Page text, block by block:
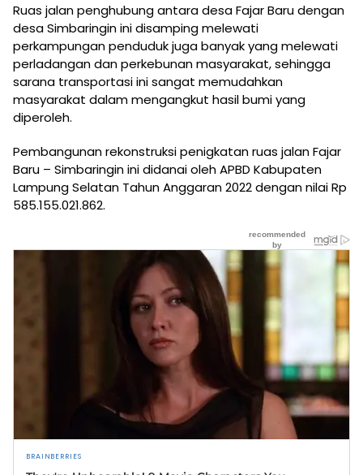
Ruas jalan penghubung antara desa Fajar Baru dengan
desa Simbaringin ini disamping melewati
perkampungan penduduk juga banyak yang melewati
perladangan dan perkebunan masyarakat, sehingga
sarana transportasi ini sangat memudahkan
masyarakat dalam mengangkut hasil bumi yang
diperoleh.
Pembangunan rekonstruksi penigkatan ruas jalan Fajar
Baru – Simbaringin ini didanai oleh APBD Kabupaten
Lampung Selatan Tahun Anggaran 2022 dengan nilai Rp
585.155.021.862.